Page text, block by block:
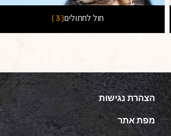
חול לחתולים( 3 )
הצהרת נגישות
מפת אתר